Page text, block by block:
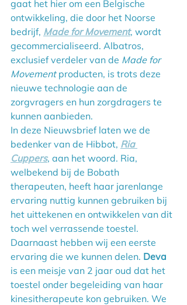
gaat het hier om een Belgische
ontwikkeling, die door het Noorse
bedrijf, Made for Movement, wordt
gecommercialiseerd. Albatros,
exclusief verdeler van de Made for
Movement producten, is trots deze
nieuwe technologie aan de
zorgvragers en hun zorgdragers te
kunnen aanbieden.
In deze Nieuwsbrief laten we de
bedenker van de Hibbot, Ria
Cuppers, aan het woord. Ria,
welbekend bij de Bobath
therapeuten, heeft haar jarenlange
ervaring nuttig kunnen gebruiken bij
het uittekenen en ontwikkelen van dit
toch wel verrassende toestel.
Daarnaast hebben wij een eerste
ervaring die we kunnen delen. Deva
is een meisje van 2 jaar oud dat het
toestel onder begeleiding van haar
kinesitherapeute kon gebruiken. We